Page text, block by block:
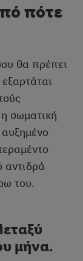
πότε
θα πρέπει
σωματική
αντιδρά
του.
μήνα.